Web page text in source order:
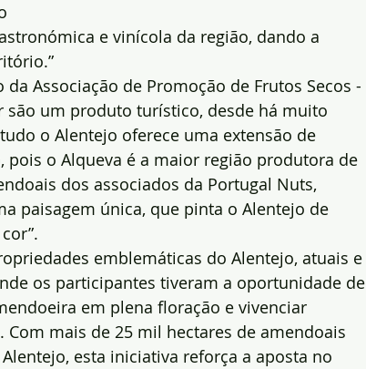
e vinícola da região, dando a
Associação de Promoção de Frutos Secos -
são um produto turístico, desde há muito
o Alentejo oferece uma extensão de
o Alqueva é a maior região produtora de
dos associados da Portugal Nuts,
paisagem única, que pinta o Alentejo de
emblemáticas do Alentejo, atuais e
os participantes tiveram a oportunidade de
em plena floração e vivenciar
mais de 25 mil hectares de amendoais
esta iniciativa reforça a aposta no